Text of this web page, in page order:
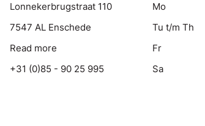
Lonnekerbrugstraat 110
7547 AL Enschede
Read more
+31 (0)85 - 90 25 995
Mo
Tu t/m Th
Fr
Sa